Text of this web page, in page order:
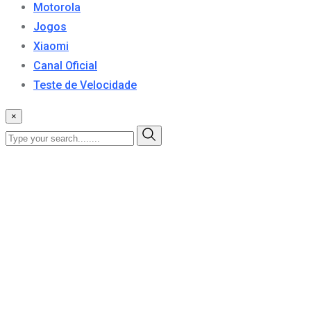
Motorola
Jogos
Xiaomi
Canal Oficial
Teste de Velocidade
×